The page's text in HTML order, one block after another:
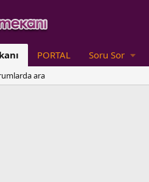
PORTAL Soru Sor
ara